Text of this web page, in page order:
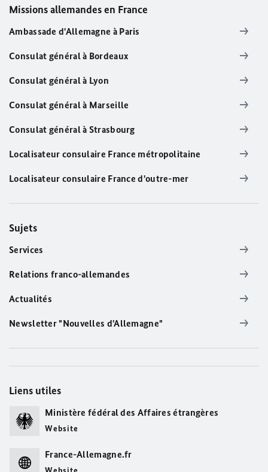
Missions allemandes en France
Ambassade d'Allemagne à Paris
Consulat général à Bordeaux
Consulat général à Lyon
Consulat général à Marseille
Consulat général à Strasbourg
Localisateur consulaire France métropolitaine
Localisateur consulaire France d'outre-mer
Sujets
Services
Relations franco-allemandes
Actualités
Newsletter "Nouvelles d'Allemagne"
Liens utiles
Ministère fédéral des Affaires étrangères
Website
France-Allemagne.fr